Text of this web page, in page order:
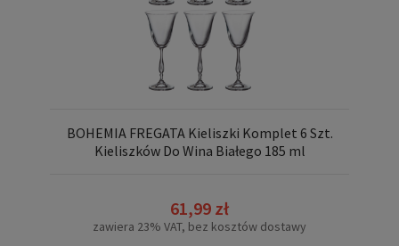
BOHEMIA FREGATA Kieliszki Komplet 6 Szt.
Kieliszków Do Wina Białego 185 ml
61,99 zł
zawiera 23% VAT, bez kosztów dostawy